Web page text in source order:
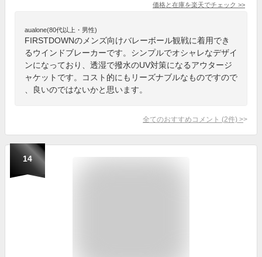
価格と在庫を楽天でチェック >>
aualone(80代以上・男性)
FIRSTDOWNのメンズ向けバレーボール観戦に着用でき
るウインドブレーカーです。シンプルでオシャレなデザイ
ンになっており、透湿で撥水のUV対策になるアウタージ
ャケットです。コスト的にもリーズナブルなものですので
、良いのではないかと思います。
全てのおすすめコメント (2件) >
14